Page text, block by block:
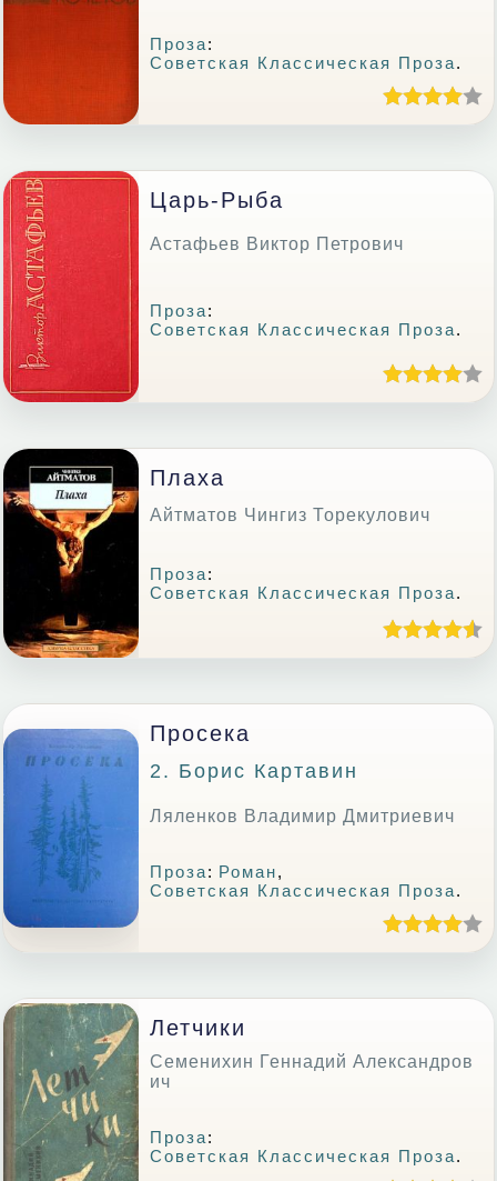
Проза:
Советская Классическая Проза.
Царь-Рыба
Астафьев Виктор Петрович
Проза:
Советская Классическая Проза.
Плаха
Айтматов Чингиз Торекулович
Проза:
Советская Классическая Проза.
Просека
2. Борис Картавин
Ляленков Владимир Дмитриевич
Проза: Роман,
Советская Классическая Проза.
Летчики
Семенихин Геннадий Александров
ич
Проза:
Советская Классическая Проза.